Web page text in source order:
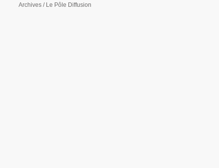
Archives / Le Pôle Diffusion